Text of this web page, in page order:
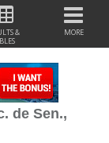
&
MORE
de Sen.,